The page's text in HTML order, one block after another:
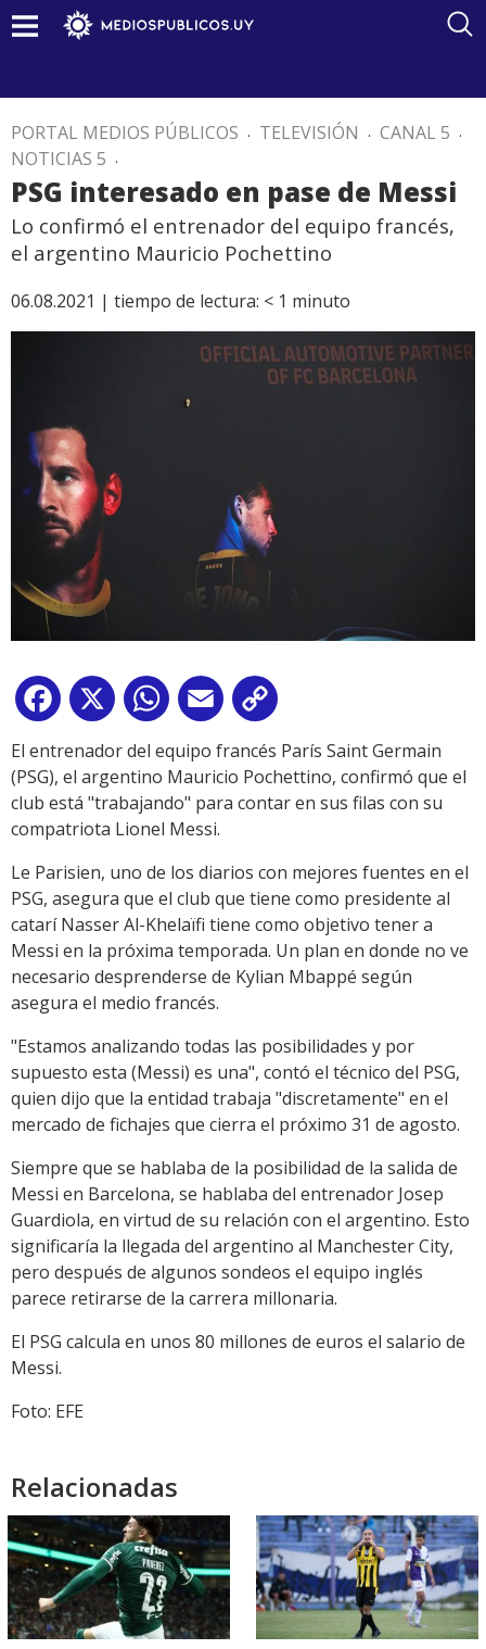
PORTAL MEDIOS PÚBLICOS . TELEVISIÓN . CANAL 5 .
NOTICIAS 5 .
PSG interesado en pase de Messi
Lo confirmó el entrenador del equipo francés,
el argentino Mauricio Pochettino
06.08.2021 | tiempo de lectura: < 1 minuto
Facebook
X WhatsApp
Email
Link
El entrenador del equipo francés París Saint Germain
(PSG), el argentino Mauricio Pochettino, confirmó que el
club está "trabajando" para contar en sus filas con su
compatriota Lionel Messi.
Le Parisien, uno de los diarios con mejores fuentes en el
PSG, asegura que el club que tiene como presidente al
catarí Nasser Al-Khelaïfi tiene como objetivo tener a
Messi en la próxima temporada. Un plan en donde no ve
necesario desprenderse de Kylian Mbappé según
asegura el medio francés.
"Estamos analizando todas las posibilidades y por
supuesto esta (Messi) es una", contó el técnico del PSG,
quien dijo que la entidad trabaja "discretamente" en el
mercado de fichajes que cierra el próximo 31 de agosto.
Siempre que se hablaba de la posibilidad de la salida de
Messi en Barcelona, se hablaba del entrenador Josep
Guardiola, en virtud de su relación con el argentino. Esto
significaría la llegada del argentino al Manchester City,
pero después de algunos sondeos el equipo inglés
parece retirarse de la carrera millonaria.
El PSG calcula en unos 80 millones de euros el salario de
Messi.
Foto: EFE
Relacionadas